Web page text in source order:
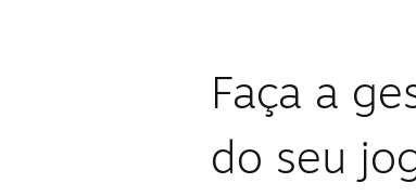
Faça a
do seu